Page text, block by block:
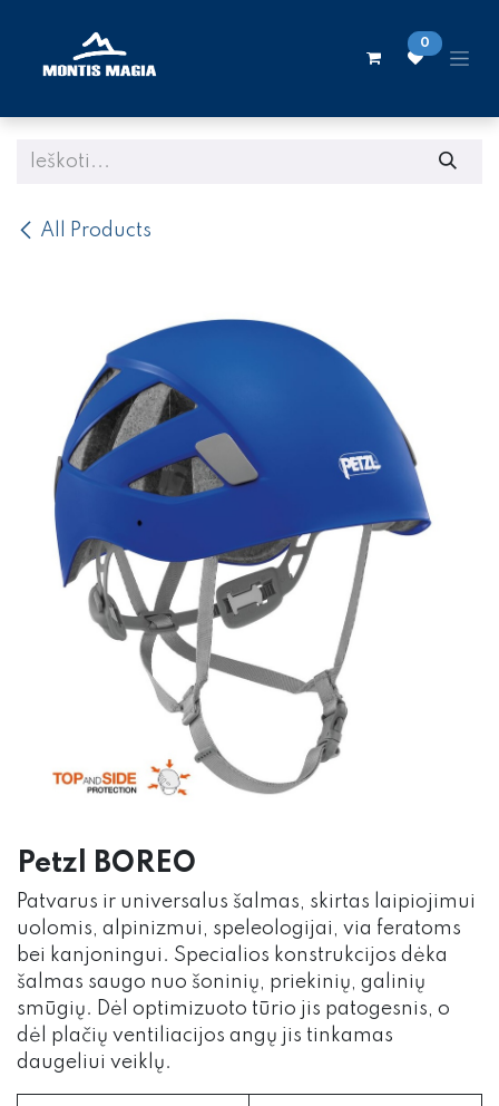
0
All Products
Petzl BOREO
Patvarus ir universalus šalmas, skirtas laipiojimui
uolomis, alpinizmui, speleologijai, via feratoms
bei kanjoningui. Specialios konstrukcijos dėka
šalmas saugo nuo šoninių, priekinių, galinių
smūgių. Dėl optimizuoto tūrio jis patogesnis, o
dėl plačių ventiliacijos angų jis tinkamas
daugeliui veiklų.